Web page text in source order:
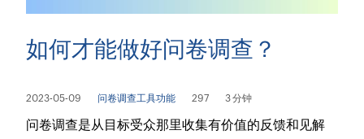
如何才能做好问卷调查？
2023-05-09 问卷调查工具功能 297 3 分钟
问卷调查是从目标受众那里收集有价值的反馈和见解